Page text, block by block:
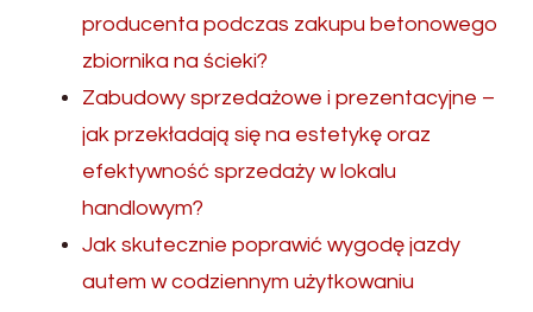
producenta podczas zakupu betonowego
zbiornika na ścieki?
Zabudowy sprzedażowe i prezentacyjne –
jak przekładają się na estetykę oraz
efektywność sprzedaży w lokalu
handlowym?
Jak skutecznie poprawić wygodę jazdy
autem w codziennym użytkowaniu